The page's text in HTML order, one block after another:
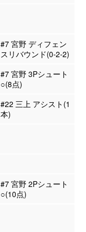
#7 宮野 ディフェン
スリバウンド(0-2-2)
#7 宮野 3Pシュート
○(8点)
#22 三上 アシスト(1
本)
#7 宮野 2Pシュート
○(10点)